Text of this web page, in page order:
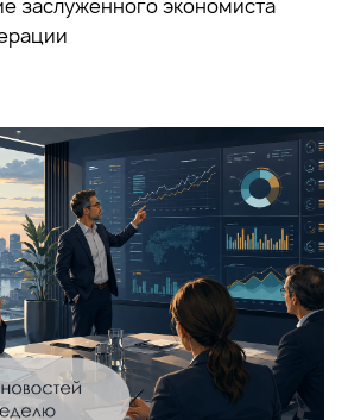
заслуженного экономиста